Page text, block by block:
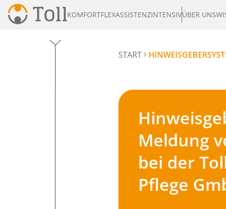
KOMFORTFLEXASSISTENZINTENSIVÜBER UNS
START
Meldung
bei der
Pflege